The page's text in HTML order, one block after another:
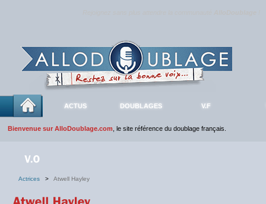
ACTUS DOUBLAGES V.F
Bienvenue sur AlloDoublage.com , le site référence du doublage français.
Actrices > Atwell Hayley